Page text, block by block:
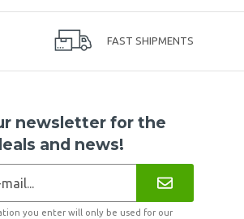
FAST SHIPMENTS
newsletter for the
and news!
you enter will only be used for our